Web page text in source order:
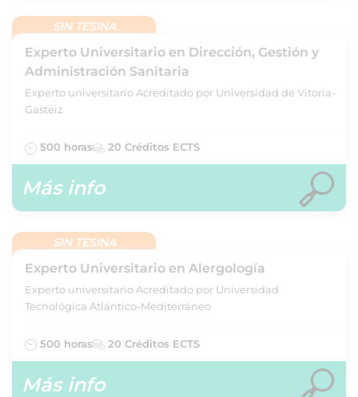
SIN TESINA
Experto Universitario en Dirección, Gestión y
Administración Sanitaria
Experto universitario Acreditado por Universidad de Vitoria-
Gasteiz
500 horas 20 Créditos ECTS
Más info
SIN TESINA
Experto Universitario en Alergología
Experto universitario Acreditado por Universidad
Tecnológica Atlántico-Mediterráneo
500 horas 20 Créditos ECTS
Más info